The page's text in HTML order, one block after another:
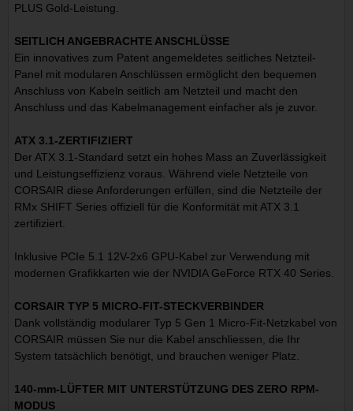
PLUS Gold-Leistung.
SEITLICH ANGEBRACHTE ANSCHLÜSSE
Ein innovatives zum Patent angemeldetes seitliches Netzteil-
Panel mit modularen Anschlüssen ermöglicht den bequemen
Anschluss von Kabeln seitlich am Netzteil und macht den
Anschluss und das Kabelmanagement einfacher als je zuvor.
ATX 3.1-ZERTIFIZIERT
Der ATX 3.1-Standard setzt ein hohes Mass an Zuverlässigkeit
und Leistungseffizienz voraus. Während viele Netzteile von
CORSAIR diese Anforderungen erfüllen, sind die Netzteile der
RMx SHIFT Series offiziell für die Konformität mit ATX 3.1
zertifiziert.
Inklusive PCIe 5.1 12V-2x6 GPU-Kabel zur Verwendung mit
modernen Grafikkarten wie der NVIDIA GeForce RTX 40 Series.
CORSAIR TYP 5 MICRO-FIT-STECKVERBINDER
Dank vollständig modularer Typ 5 Gen 1 Micro-Fit-Netzkabel von
CORSAIR müssen Sie nur die Kabel anschliessen, die Ihr
System tatsächlich benötigt, und brauchen weniger Platz.
140-mm-LÜFTER MIT UNTERSTÜTZUNG DES ZERO RPM-
MODUS